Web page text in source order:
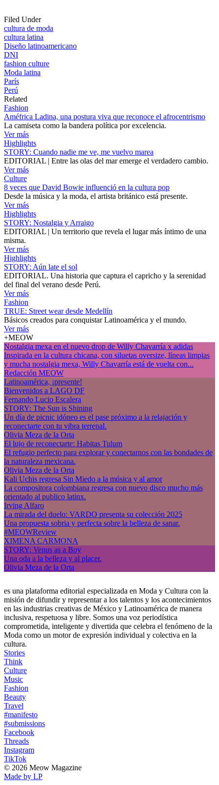
Filed Under
cultura de moda
cultura latina
Diseño latinoamericano
DNI
fashion culture
Moda latina
París
Perú
Related
Fashion
Améfrica Ladina, una postura viva que reconoce el afrocentrismo
La camiseta como la bandera política por excelencia.
Ver más
Highlights
STORY: Cuando nadie me ve, me vuelvo marea
EDITORIAL | Entre las olas del mar emerge el verdadero cambio.
Ver más
Culture
8 veces que David Bowie influenció en la cultura pop
Desde la música y la moda, el artista británico está presente.
Ver más
Highlights
STORY: Nostalgia y Arraigo
EDITORIAL | Un territorio que revela el lugar más íntimo de una
misma.
Ver más
Highlights
STORY: Aún late el sol
EDITORIAL. Una historia que captura el capricho y la serenidad
del final del verano desde Perú.
Ver más
Fashion
TRUE: Street wear desde Medellín
Básicos creados para conquistar Latinoamérica y el mundo.
Ver más
+MEOW
Nostalgia mexa en el nuevo drop de Willy Chavarría x adidas
Inspirada en la cultura chicana, con siluetas oversize, líneas limpias
y mucha nostalgia mexa, Willy Chavarría está de vuelta con...
Redacción MEOW
Latinoamérica, ¡presente!
Bienvenidos a LAGO DF
Fernando Lucio Escalera
STORY: The Sun is Shining
Un día de picnic idóneo es el pase próximo a la relajación y
reconectarte con tu vibra terrenal.
Olivia Meza de la Orta
El lujo de reconectarte: Habitas Tulum
El refugio perfecto para explorar y conectarnos con las bondades de
la naturaleza mexicana.
Olivia Meza de la Orta
Kali Uchis regresa Sin Miedo a la música y al amor
La compositora colombiana regresa con nuevo disco mucho más
orientado al publico latinx.
Irving Alfaro
La mirada del duelo: VARDO presenta su colección 2025
Una propuesta sobria y perfecta sobre la belleza de sanar.
#MEOWReview
XIMENA CARMONA
STORY: Venus as a Boy
Una oda a la belleza y al placer.
Olivia Meza de la Orta
es una plataforma editorial especializada en Moda y Cultura con la
misión de difundir y representar a los talentos y los acontecimientos
en las industrias creativas de México y Latinoamérica de manera
inclusiva, respetuosa y libre. Somos una voz periodística
comprometida, inteligente y divertida que celebra el fenómeno de la
Moda como un motor de expresión individual y colectiva en la
cultura.
Stories
Think
Culture
Music
Fashion
Beauty
Travel
#manifesto
#submissions
Facebook
Threads
Instagram
TikTok
© 2026 Meow Magazine
Made by LP